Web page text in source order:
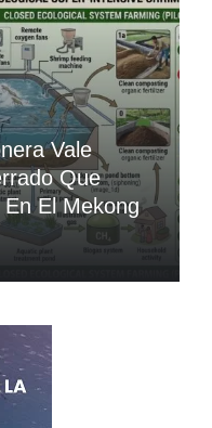
Vale
Que
El Mekong